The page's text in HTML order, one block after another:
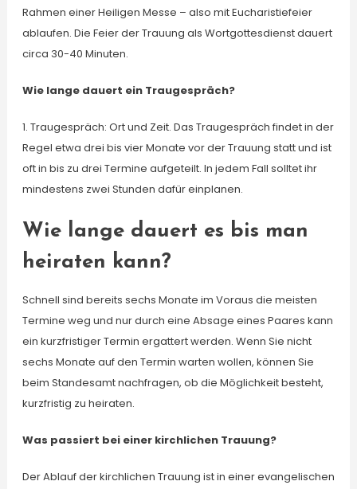
Rahmen einer Heiligen Messe – also mit Eucharistiefeier
ablaufen. Die Feier der Trauung als Wortgottesdienst dauert
circa 30-40 Minuten.
Wie lange dauert ein Traugespräch?
1. Traugespräch: Ort und Zeit. Das Traugespräch findet in der
Regel etwa drei bis vier Monate vor der Trauung statt und ist
oft in bis zu drei Termine aufgeteilt. In jedem Fall solltet ihr
mindestens zwei Stunden dafür einplanen.
Wie lange dauert es bis man
heiraten kann?
Schnell sind bereits sechs Monate im Voraus die meisten
Termine weg und nur durch eine Absage eines Paares kann
ein kurzfristiger Termin ergattert werden. Wenn Sie nicht
sechs Monate auf den Termin warten wollen, können Sie
beim Standesamt nachfragen, ob die Möglichkeit besteht,
kurzfristig zu heiraten.
Was passiert bei einer kirchlichen Trauung?
Der Ablauf der kirchlichen Trauung ist in einer evangelischen